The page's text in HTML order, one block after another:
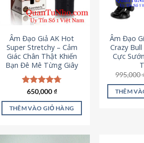
Âm Đạo Giả AK Hot
Super Stretchy – Cảm
Giác Chân Thật Khiến
Bạn Đê Mê Từng Giây
Được xếp
hạng4.75
5 sao
650,000₫
THÊM VÀO GIỎ HÀNG
Âm Đạo
Crazy
Cực
995,000
THÊM